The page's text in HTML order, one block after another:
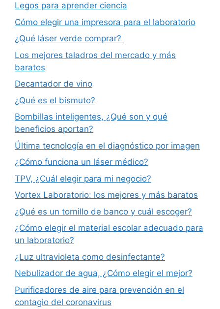
Legos para aprender ciencia
Cómo elegir una impresora para el laboratorio
¿Qué láser verde comprar?
Los mejores taladros del mercado y más
baratos
Decantador de vino
¿Qué es el bismuto?
Bombillas inteligentes, ¿Qué son y qué
beneficios aportan?
Última tecnología en el diagnóstico por imagen
¿Cómo funciona un láser médico?
TPV, ¿Cuál elegir para mi negocio?
Vortex Laboratorio: los mejores y más baratos
¿Qué es un tornillo de banco y cuál escoger?
¿Cómo elegir el material escolar adecuado para
un laboratorio?
¿Luz ultravioleta como desinfectante?
Nebulizador de agua, ¿Cómo elegir el mejor?
Purificadores de aire para prevención en el
contagio del coronavirus